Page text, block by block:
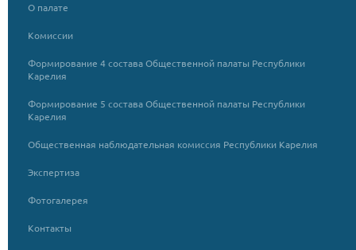
О палате
Комиссии
Формирование 4 состава Общественной палаты Республики
Карелия
Формирование 5 состава Общественной палаты Республики
Карелия
Общественная наблюдательная комиссия Республики Карелия
Экспертиза
Фотогалерея
Контакты